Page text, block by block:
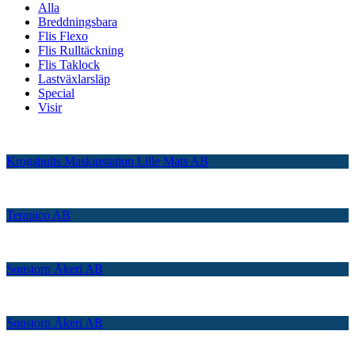
Alla
Breddningsbara
Flis Flexo
Flis Rulltäckning
Flis Taklock
Lastväxlarsläp
Special
Visir
Krogshults Maskinstation Lille Mats AB
Terapico AB
Sonstorp Åkeri AB
Sonstorp Åkeri AB